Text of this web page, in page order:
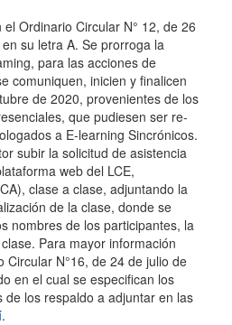
Ordinario Circular N° 12, de 26
su letra A. Se prorroga la
para las acciones de
comuniquen, inicien y finalicen
de 2020, provenientes de los
que pudiesen ser re-
a E-learning Sincrónicos.
subir la solicitud de asistencia
web del LCE,
clase a clase, adjuntando la
de la clase, donde se
nombres de los participantes, la
Para mayor información
Circular N°16, de 24 de julio de
en el cual se especifican los
de los respaldo a adjuntar en las
.